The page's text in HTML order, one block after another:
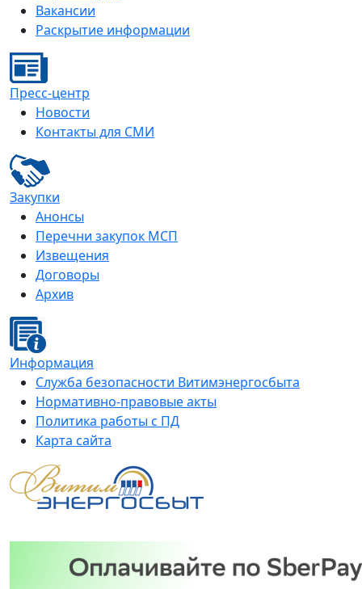
Вакансии
Раскрытие информации
Пресс-центр
Новости
Контакты для СМИ
Закупки
Анонсы
Перечни закупок МСП
Извещения
Договоры
Архив
Информация
Служба безопасности Витимэнергосбыта
Нормативно-правовые акты
Политика работы с ПД
Карта сайта